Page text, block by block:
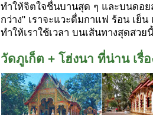
ทำให้จิตใจชื่นบานสุด ๆ และบนดอย
กว่าง" เราจะแวะดื่มกาแฟ ร้อน เ
ทำให้เราใช้เวลา บนเส้นทางสุดสวย
วัดภูเก็ต + โฮ่งนา ที่น่าน เรื่อ